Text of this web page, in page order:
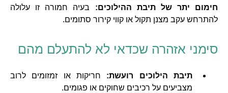
חימום יתר של תיבת ההילוכים: בעיה חמורה זו עלולה
להתרחש עקב מצנן תקול או קווי קירור סתומים.
סימני אזהרה שכדאי לא להתעלם מהם
תיבת הילוכים רועשת: חריקות או זמזומים לרוב
מצביעים על רכיבים שחוקים או פגומים.